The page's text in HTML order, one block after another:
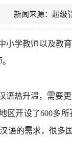
新闻来源：超级
学教师以及教
热升温，需要
开设了600多
语的需求，很